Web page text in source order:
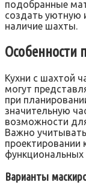
подобранные
создать уютную
наличие шахты.
Особенности
Кухни с шахтой
могут
при
значительную
возможности
Важно
проектировании
функциональных
Варианты